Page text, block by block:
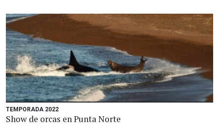
TEMPORADA 2022
Show de orcas en Punta Norte